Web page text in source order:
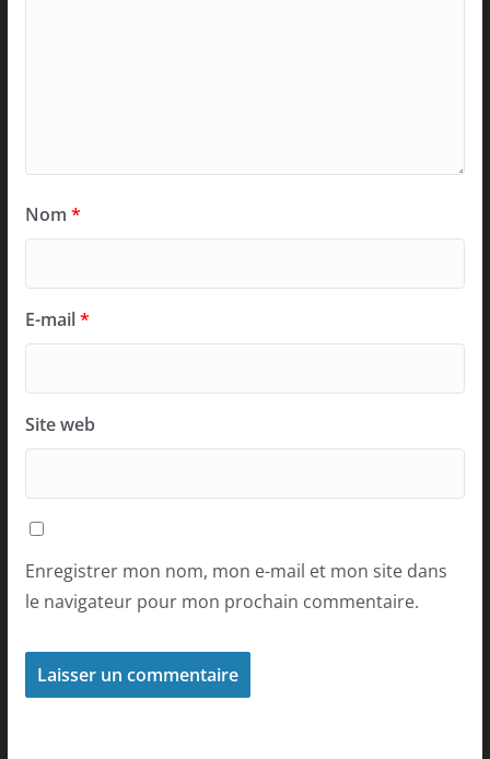
Nom *
E-mail*
Site web
Enregistrer mon nom, mon e-mail et mon site dans
le navigateur pour mon prochain commentaire.